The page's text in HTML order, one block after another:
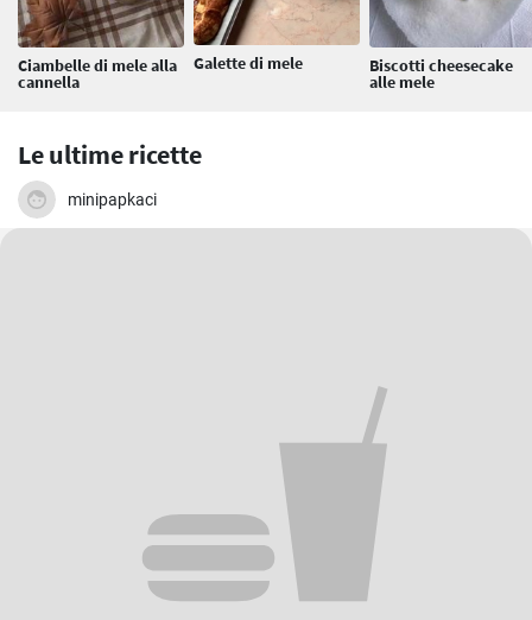
Ciambelle di mele alla
cannella
Galette di mele Biscotti cheesecake
alle mele
Le ultime ricette
minipapkaci